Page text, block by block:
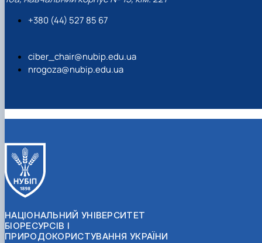
+380 (44) 527 85 67‬
ciber_chair@nubip.edu.ua
nrogoza@nubip.edu.ua
НАЦІОНАЛЬНИЙ УНІВЕРСИТЕТ
БІОРЕСУРСІВ І
ПРИРОДОКОРИСТУВАННЯ УКРАЇНИ